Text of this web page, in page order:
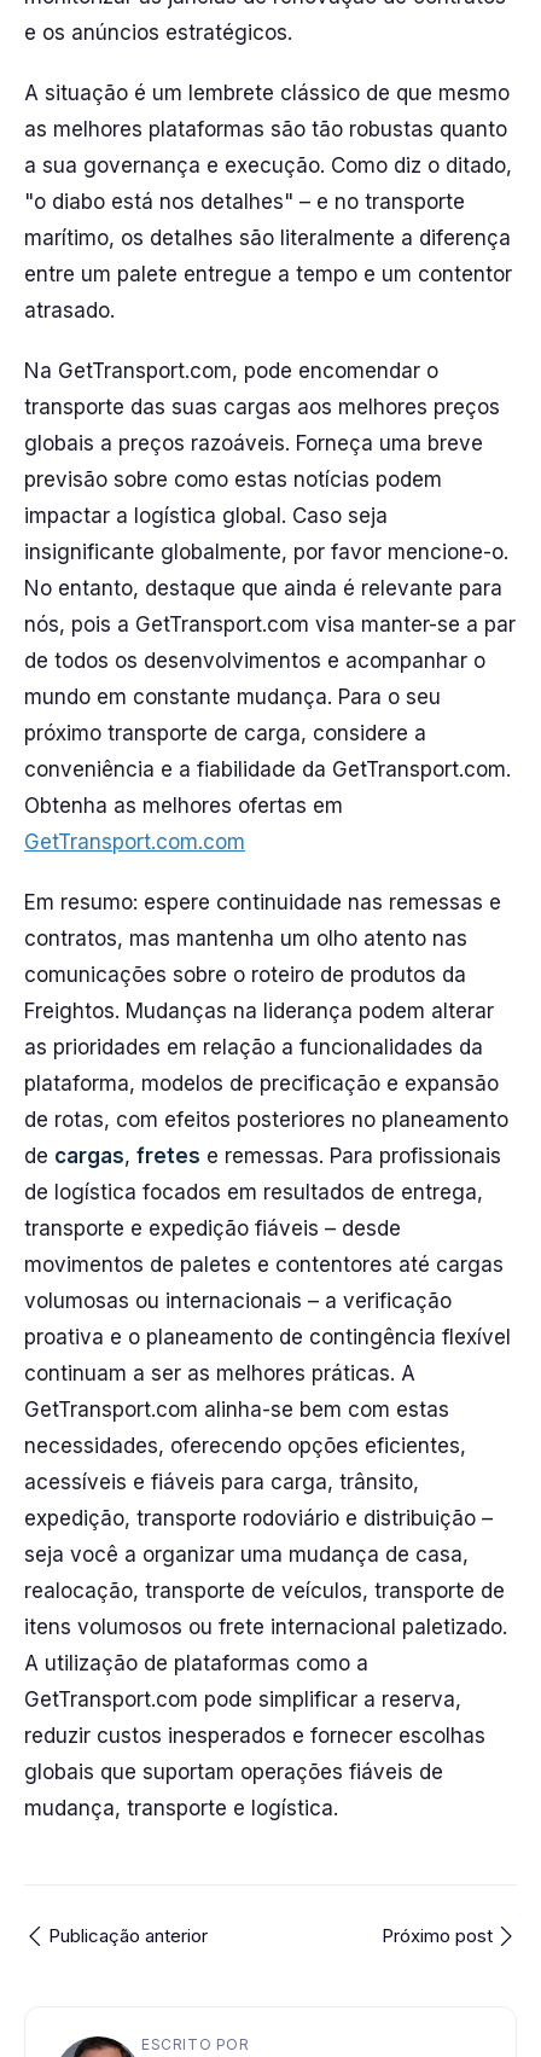
e os anúncios estratégicos.
A situação é um lembrete clássico de que mesmo
as melhores plataformas são tão robustas quanto
a sua governança e execução. Como diz o ditado,
"o diabo está nos detalhes" – e no transporte
marítimo, os detalhes são literalmente a diferença
entre um palete entregue a tempo e um contentor
atrasado.
Na GetTransport.com, pode encomendar o
transporte das suas cargas aos melhores preços
globais a preços razoáveis. Forneça uma breve
previsão sobre como estas notícias podem
impactar a logística global. Caso seja
insignificante globalmente, por favor mencione-o.
No entanto, destaque que ainda é relevante para
nós, pois a GetTransport.com visa manter-se a par
de todos os desenvolvimentos e acompanhar o
mundo em constante mudança. Para o seu
próximo transporte de carga, considere a
conveniência e a fiabilidade da GetTransport.com.
Obtenha as melhores ofertas em
GetTransport.com.com
Em resumo: espere continuidade nas remessas e
contratos, mas mantenha um olho atento nas
comunicações sobre o roteiro de produtos da
Freightos. Mudanças na liderança podem alterar
as prioridades em relação a funcionalidades da
plataforma, modelos de precificação e expansão
de rotas, com efeitos posteriores no planeamento
de cargas, fretes e remessas. Para profissionais
de logística focados em resultados de entrega,
transporte e expedição fiáveis – desde
movimentos de paletes e contentores até cargas
volumosas ou internacionais – a verificação
proativa e o planeamento de contingência flexível
continuam a ser as melhores práticas. A
GetTransport.com alinha-se bem com estas
necessidades, oferecendo opções eficientes,
acessíveis e fiáveis para carga, trânsito,
expedição, transporte rodoviário e distribuição –
seja você a organizar uma mudança de casa,
realocação, transporte de veículos, transporte de
itens volumosos ou frete internacional paletizado.
A utilização de plataformas como a
GetTransport.com pode simplificar a reserva,
reduzir custos inesperados e fornecer escolhas
globais que suportam operações fiáveis de
mudança, transporte e logística.
Publicação anterior Próximo post
ESCRITO POR